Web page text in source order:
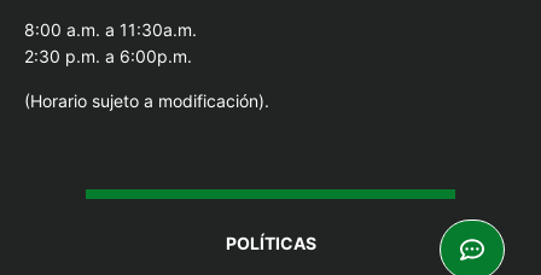
8:00 a.m. a 11:30a.m.
2:30 p.m. a 6:00p.m.
(Horario sujeto a modificación).
POLÍTICAS